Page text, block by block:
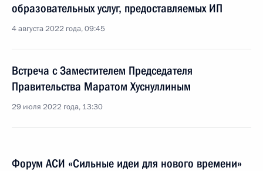
образовательных услуг, предоставляемых ИП
4 августа 2022 года, 09:45
Встреча с Заместителем Председателя
Правительства Маратом Хуснуллиным
29 июля 2022 года, 13:30
Форум АСИ «Сильные идеи для нового времени»